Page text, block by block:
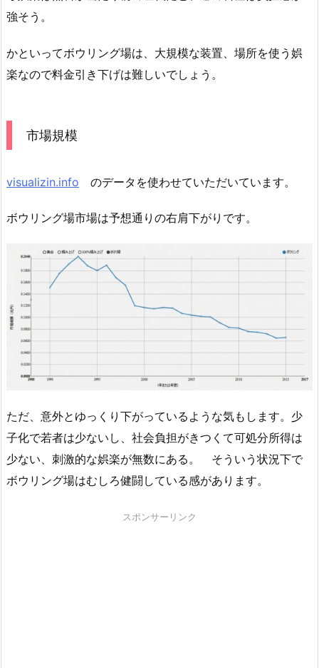
強そう。
かといってボウリング場は、大規模な装置、場所を使う娯
楽なので料金引き下げは難しいでしょう。
市場規模
visualizin.info のデータを使わせていただいています。
ボウリング場市場は予想通りの右肩下がりです。
ただ、意外とゆっくり下がっているような気もします。少
子化で若者は少ないし、社会負担がきつくて可処分所得は
少ない、刺激的な娯楽が無数にある。 そういう状況下で
ボウリング場はむしろ健闘している感があります。
スポンサーリンク